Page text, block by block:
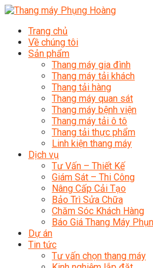
Trang chủ
Về chúng tôi
Sản phẩm
Thang máy gia đình
Thang máy tải khách
Thang tải hàng
Thang máy quan sát
Thang máy bệnh viện
Thang máy tải ô tô
Thang tải thực phẩm
Linh kiện thang máy
Dịch vụ
Tư Vấn – Thiết Kế
Giám Sát – Thi Công
Nâng Cấp Cải Tạo
Bảo Trì Sửa Chữa
Chăm Sóc Khách Hàng
Báo Giá Thang Máy
Dự án
Tin tức
Tư vấn chọn thang máy